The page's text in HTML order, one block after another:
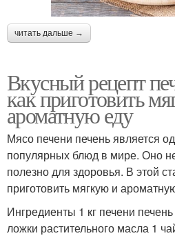
читать дальше →
Вкусный рецепт
как приготовить
ароматную еду
Мясо печени печень является
популярных блюд в мире. Оно
полезно для здоровья. В этой
приготовить мягкую и
Ингредиенты 1 кг печени
ложки растительного масла 1